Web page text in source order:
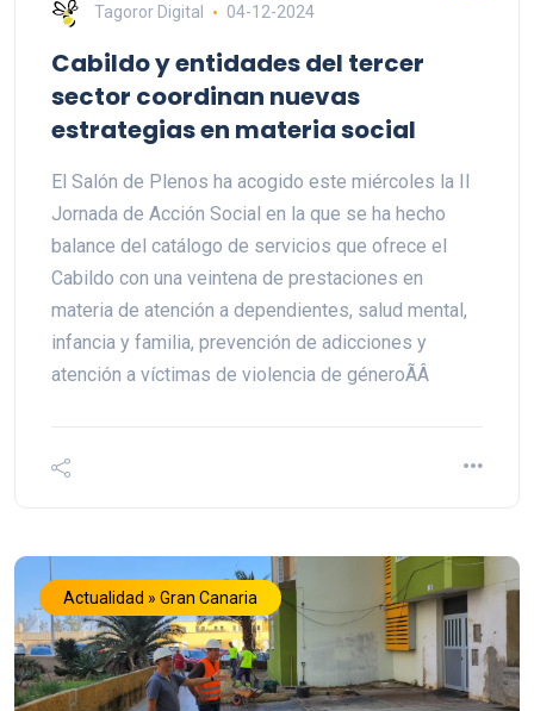
Tagoror Digital 04-12-2024
Cabildo y entidades del tercer
sector coordinan nuevas
estrategias en materia social
El Salón de Plenos ha acogido este miércoles la II
Jornada de Acción Social en la que se ha hecho
balance del catálogo de servicios que ofrece el
Cabildo con una veintena de prestaciones en
materia de atención a dependientes, salud mental,
infancia y familia, prevención de adicciones y
atención a víctimas de violencia de géneroÃÂ
Actualidad » Gran Canaria